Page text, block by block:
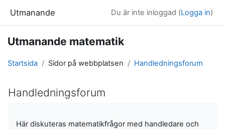
Utmanande Du är inte inloggad (Logga in)
Utmanande matematik
Startsida Sidor på webbplatsen Handledningsforum
Handledningsforum
Här diskuteras matematikfrågor med handledare och